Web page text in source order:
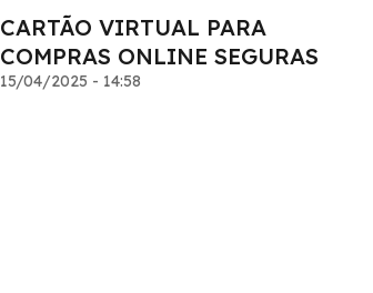
CARTÃO VIRTUAL PARA
COMPRAS ONLINE SEGURAS
15/04/2025 - 14:58